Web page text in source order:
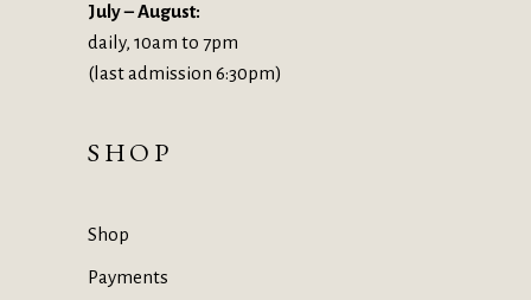
July – August:
daily, 10am to 7pm
(last admission 6:30pm)
SHOP
Shop
Payments